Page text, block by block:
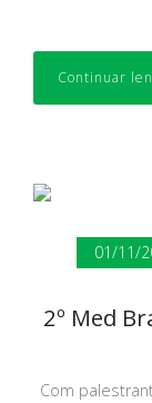
Continuar
01/11/
2º Med
Com